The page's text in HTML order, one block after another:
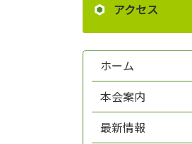
アクセス
ホーム
本会案内
最新情報